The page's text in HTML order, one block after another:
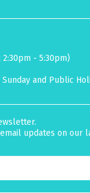
2:30pm - 5:30pm)
and Public
updates on our